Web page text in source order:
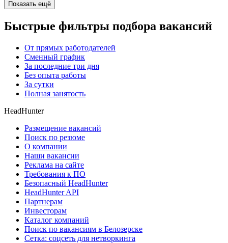
Показать ещё
Быстрые фильтры подбора вакансий
От прямых работодателей
Сменный график
За последние три дня
Без опыта работы
За сутки
Полная занятость
HeadHunter
Размещение вакансий
Поиск по резюме
О компании
Наши вакансии
Реклама на сайте
Требования к ПО
Безопасный HeadHunter
HeadHunter API
Партнерам
Инвесторам
Каталог компаний
Поиск по вакансиям в Белозерске
Сетка: соцсеть для нетворкинга